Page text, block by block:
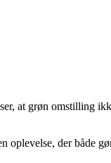
at grøn omstilling
oplevelse, der både